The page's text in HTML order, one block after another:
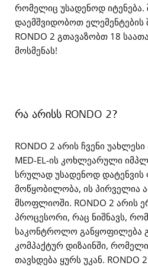
რომელიც უსადენოდ იტენება.
დაემშვიდობოთ ელემენტების
RONDO 2 გთავაზობთ 18
მოსმენას!
რა არისს RONDO 2?
RONDO 2 არის ჩვენი
MED-EL-ის კოხლეარული
სრულად უსადენოდ დატენვის
მოწყობილობა, ის პირველია
მსოფლიოში. RONDO 2 არის
პროცესორი, რაც ნიშნავს,
საკონტროლო განყოფილება
კომპაქტურ დიზაინში,
თავსდება ყურს უკან. RONDO